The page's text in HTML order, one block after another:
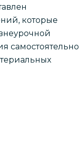
которые
самостоятельно